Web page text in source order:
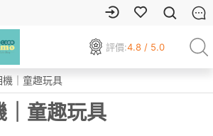
評價:4.8 / 5.0
｜童趣玩具
童趣玩具